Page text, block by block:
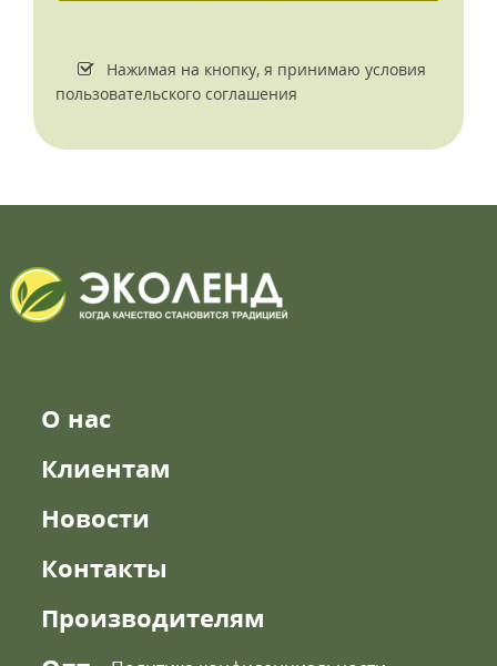
Нажимая на кнопку, я принимаю условия
пользовательского соглашения
О нас
Клиентам
Новости
Контакты
Производителям